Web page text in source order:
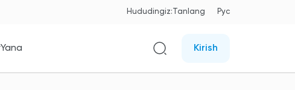
Hududingiz:Tanlang Рус
Yana Kirish